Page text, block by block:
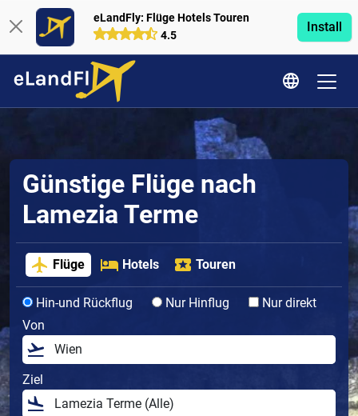
eLandFly: Flüge Hotels Touren
4.5
Install
Günstige Flüge nach
Lamezia Terme
Flüge Hotels Touren
Hin-und Rückflug Nur Hinflug
Nur direkt
Von
Ziel